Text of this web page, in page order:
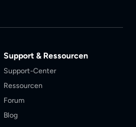
ein, um immer die
Support & Ressourcen
Support-Center
Ressourcen
Forum
Blog